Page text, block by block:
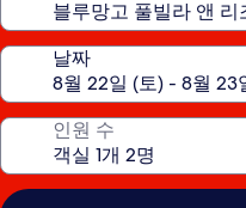
날짜
인원 수